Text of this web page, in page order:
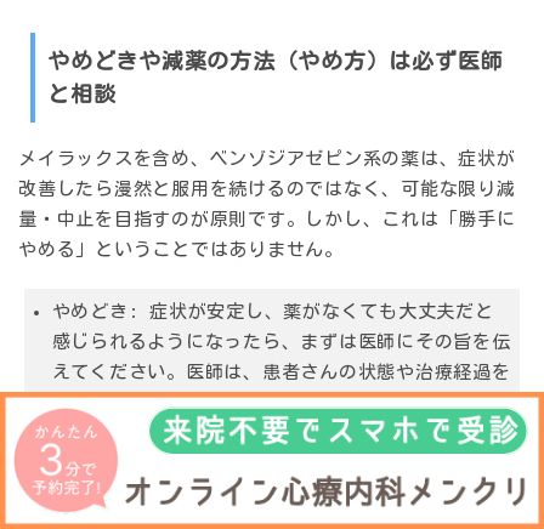
やめどきや減薬の方法（やめ方）は必ず医師
と相談
メイラックスを含め、ベンゾジアゼピン系の薬は、症状が
改善したら漫然と服用を続けるのではなく、 可能な限り減
量・中止を目指すのが原則です。
しかし、これは「勝手に
やめる」ということではありません。
やめどき:
症状が安定し、薬がなくても大丈夫だと
感じられるようになったら、まずは医師にその旨を伝
えてください。医師は、患者さんの状態や治療経過を
考慮し、本当に減薬・中止が可能か、最も適したタイ
ミングはいつかを判断します。症状が不安定な状態で
無理にやめようとすると、かえって症状が悪化してし
まい、治療が長期化することもあります。